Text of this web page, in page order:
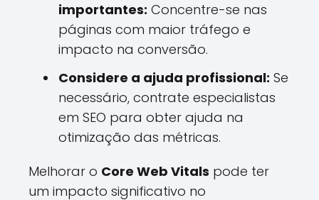
importantes: Concentre-se nas
páginas com maior tráfego e
impacto na conversão.
Considere a ajuda profissional: Se
necessário, contrate especialistas
em SEO para obter ajuda na
otimização das métricas.
Melhorar o Core Web Vitals pode ter
um impacto significativo no